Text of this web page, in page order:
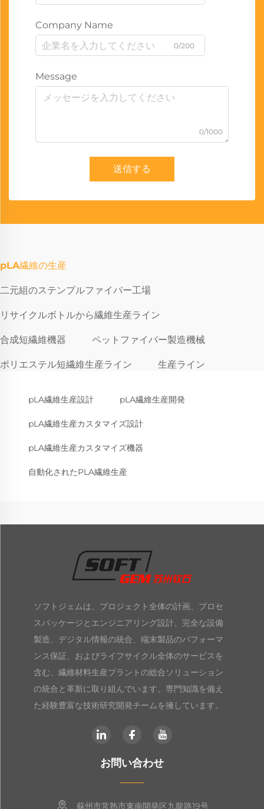
Company Name
0/200
Message
0/1000
送信する
pLA繊維の生産
二元組のステンプルファイバー工場
リサイクルボトルから繊維生産ライン
合成短繊維機器 ペットファイバー製造機械
ポリエステル短繊維生産ライン 生産ライン
pLA繊維生産設計 pLA繊維生産開発
pLA繊維生産カスタマイズ設計
pLA繊維生産カスタマイズ機器
自動化されたPLA繊維生産
ソフトジェムは、プロジェクト全体の計画、プロセ
スパッケージとエンジニアリング設計、完全な設備
製造、デジタル情報の統合、端末製品のパフォーマ
ンス保証、およびライフサイクル全体のサービスを
含む、繊維材料生産プラントの総合ソリューション
の統合と革新に取り組んでいます。専門知識を備え
た経験豊富な技術研究開発チームを擁しています。
お問い合わせ
蘇州市常熟市東南開発区九龍路19号